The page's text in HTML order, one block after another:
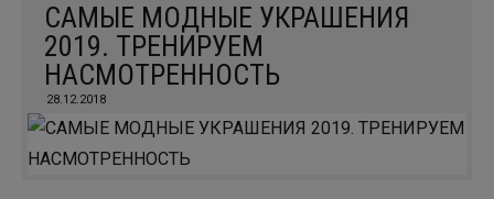
САМЫЕ МОДНЫЕ УКРАШЕНИЯ
2019. ТРЕНИРУЕМ
НАСМОТРЕННОСТЬ
28.12.2018